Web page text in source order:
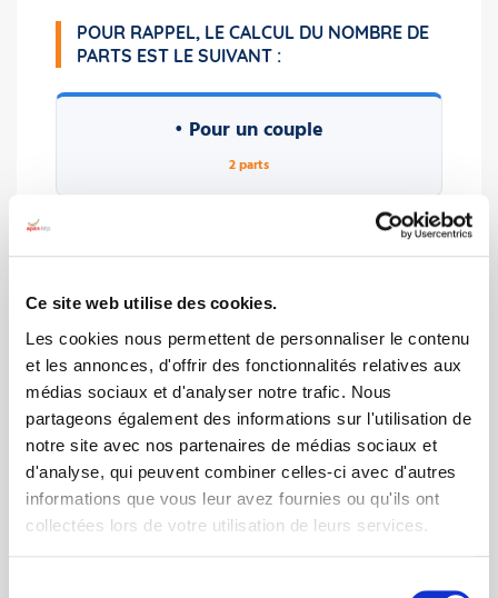
Ce site web utilise des cookies.
Les cookies nous permettent de personnaliser le contenu
et les annonces, d'offrir des fonctionnalités relatives aux
médias sociaux et d'analyser notre trafic. Nous
partageons également des informations sur l'utilisation de
notre site avec nos partenaires de médias sociaux et
d'analyse, qui peuvent combiner celles-ci avec d'autres
informations que vous leur avez fournies ou qu'ils ont
collectées lors de votre utilisation de leurs services.
POUR RAPPEL, LE CALCUL DU NOMBRE DE
PARTS EST LE SUIVANT :
• Pour un couple
2 parts
• Pour le premier enfant à charge (au
sens des prestations familiales)
Une demi-part
• Pour le deuxième enfant
Une demi-part
• Pour le troisième enfant
1 part